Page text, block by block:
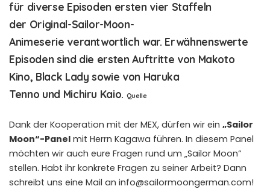
für diverse Episoden ersten vier Staffeln
der Original-Sailor-Moon-
Animeserie verantwortlich war. Erwähnenswerte
Episoden sind die ersten Auftritte von Makoto
Kino, Black Lady sowie von Haruka
Tenno und Michiru Kaio. Quelle
Dank der Kooperation mit der MEX, dürfen wir ein „Sailor
Moon“-Panel mit Herrn Kagawa führen. In diesem Panel
möchten wir auch eure Fragen rund um „Sailor Moon“
stellen. Habt ihr konkrete Fragen zu seiner Arbeit? Dann
schreibt uns eine Mail an info@sailormoongerman.com!